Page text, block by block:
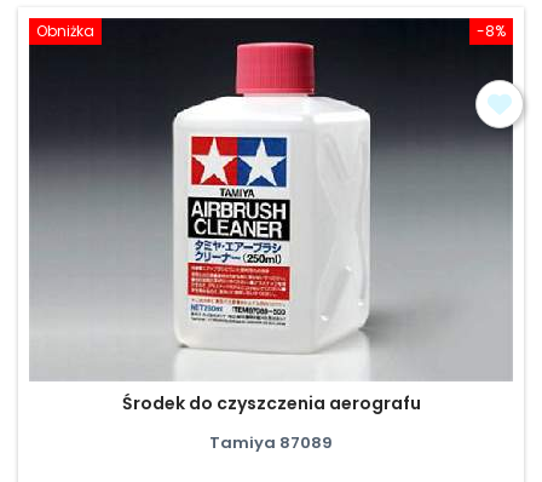
-8%
Obniżka
Środek do czyszczenia aerografu
Tamiya 87089